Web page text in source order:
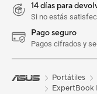
14 días para
Si no estás
Pago seguro
Pagos cifrados y
Portátiles
ExpertBook